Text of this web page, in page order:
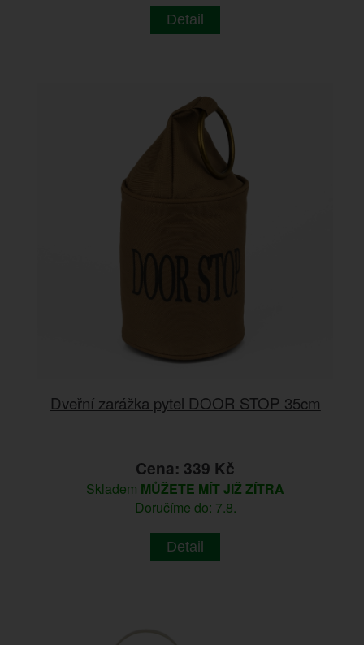
Detail
Dveřní zarážka pytel DOOR STOP 35cm
Cena: 339 Kč
Skladem MŮŽETE MÍT JIŽ ZÍTRA
Doručíme do: 7.8.
Detail